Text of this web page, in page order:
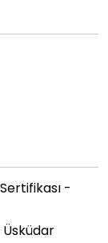
-
Üsküdar